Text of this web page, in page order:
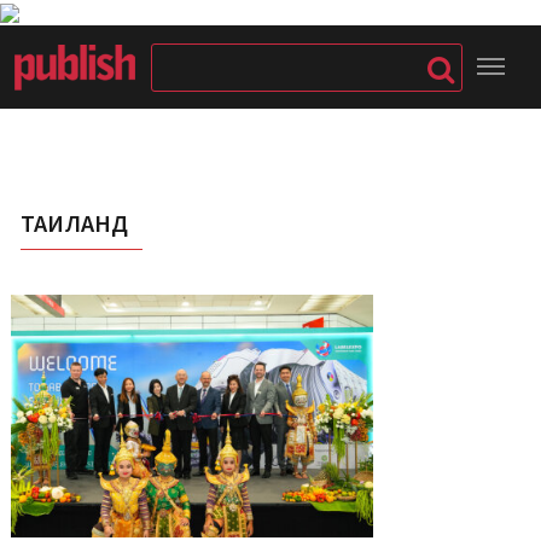
ТАИЛАНД